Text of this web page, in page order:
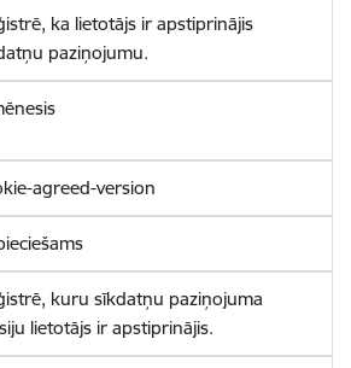
ka lietotājs ir apstiprinājis
paziņojumu.
agreed-version
kuru sīkdatņu paziņojuma
lietotājs ir apstiprinājis.